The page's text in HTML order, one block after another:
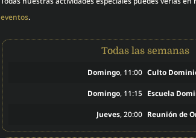
eventos.
Todas las semanas
Domingo, 11:00 Culto
Domingo, 11:15 Escuela
Jueves, 20:00 Reunión de